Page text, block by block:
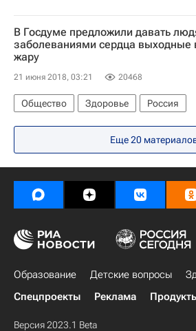
В Госдуме предложили давать
заболеваниями сердца выходные
жару
21 июня 2018, 03:21 20468
Общество Здоровье Россия
Еще 20
Образование Детские вопросы
Спецпроекты
Реклама
Версия 2023.1 Beta